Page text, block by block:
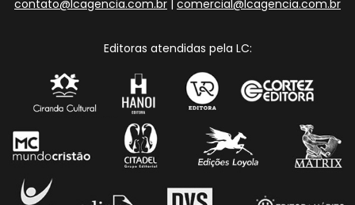
contato@lcagencia.com.br | comercial@lcagencia.com.br
Editoras atendidas pela LC: